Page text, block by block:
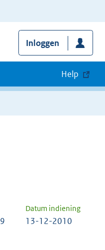
Inloggen
Help
Datum indiening
13-12-2010